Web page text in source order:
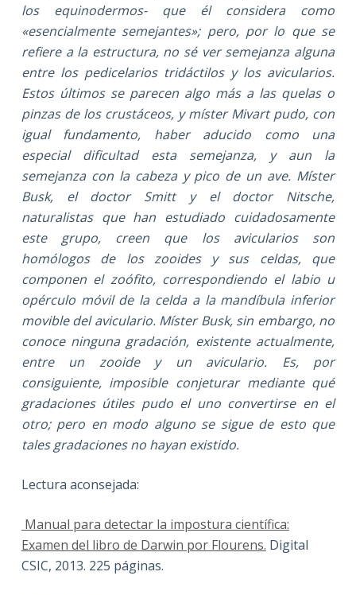
los equinodermos- que él considera como
«esencialmente semejantes»; pero, por lo que se
refiere a la estructura, no sé ver semejanza alguna
entre los pedicelarios tridáctilos y los avicularios.
Estos últimos se parecen algo más a las quelas o
pinzas de los crustáceos, y míster Mivart pudo, con
igual fundamento, haber aducido como una
especial dificultad esta semejanza, y aun la
semejanza con la cabeza y pico de un ave. Míster
Busk, el doctor Smitt y el doctor Nitsche,
naturalistas que han estudiado cuidadosamente
este grupo, creen que los avicularios son
homólogos de los zooides y sus celdas, que
componen el zoófito, correspondiendo el labio u
opérculo móvil de la celda a la mandíbula inferior
movible del aviculario. Míster Busk, sin embargo, no
conoce ninguna gradación, existente actualmente,
entre un zooide y un aviculario. Es, por
consiguiente, imposible conjeturar mediante qué
gradaciones útiles pudo el uno convertirse en el
otro; pero en modo alguno se sigue de esto que
tales gradaciones no hayan existido.
Lectura aconsejada:
Manual para detectar la impostura científica:
Examen del libro de Darwin por Flourens. Digital
CSIC, 2013. 225 páginas.